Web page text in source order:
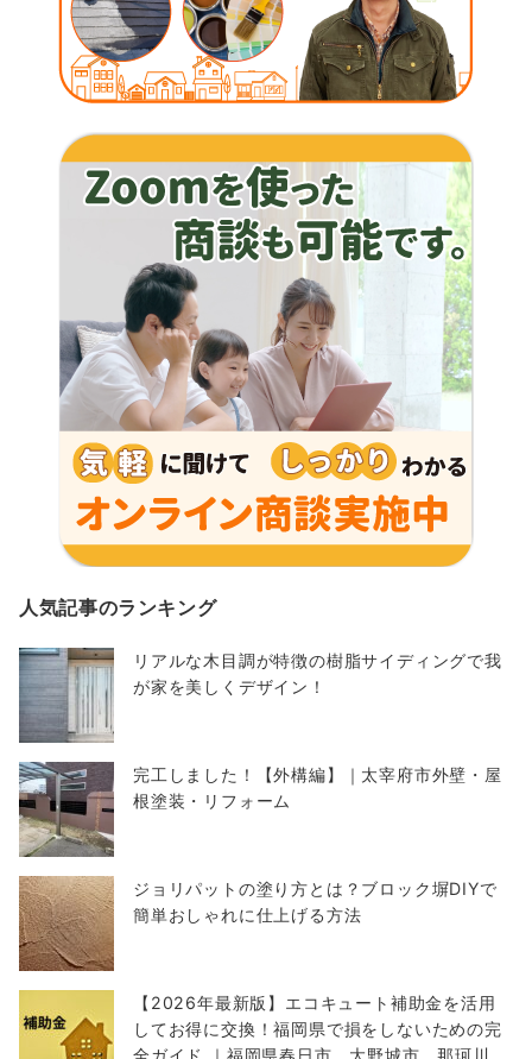
人気記事のランキング
リアルな木目調が特徴の樹脂サイディングで我
が家を美しくデザイン！
完工しました！【外構編】｜太宰府市外壁・屋
根塗装・リフォーム
ジョリパットの塗り方とは？ブロック塀DIYで
簡単おしゃれに仕上げる方法
【2026年最新版】エコキュート補助金を活用
してお得に交換！福岡県で損をしないための完